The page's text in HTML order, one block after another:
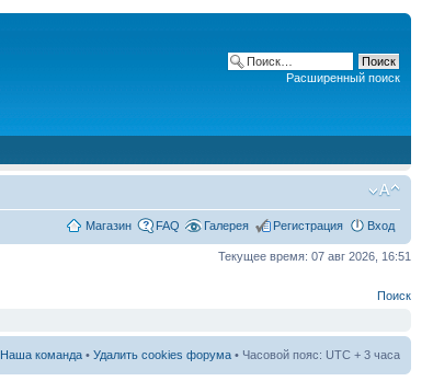
Расширенный поиск
Магазин FAQ Галерея Регистрация Вход
Текущее время: 07 авг 2026, 16:51
Поиск
Наша команда • Удалить cookies форума • Часовой пояс: UTC + 3 часа